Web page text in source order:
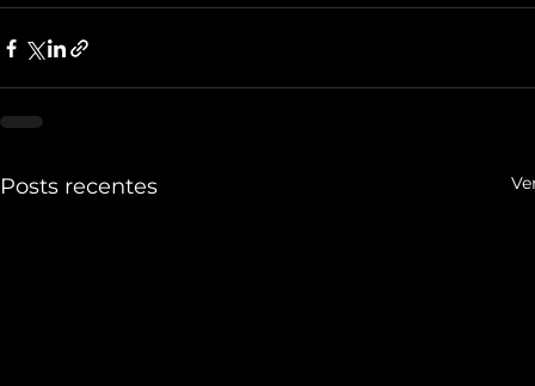
Posts recentes